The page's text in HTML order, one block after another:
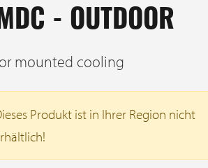
- OUTDOOR
mounted cooling
Produkt ist in Ihrer Region nicht